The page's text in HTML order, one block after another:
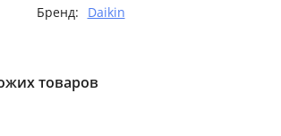
Бренд: Daikin
товаров